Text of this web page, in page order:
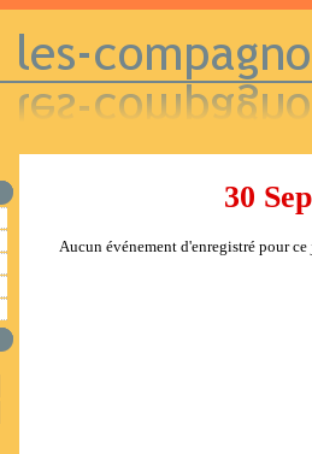
30
Aucun événement d'enregistré pour